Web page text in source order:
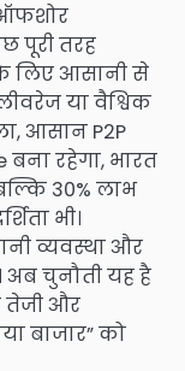
पूरी तरह
लिए आसानी से
या वैश्विक
आसान P2P
रहेगा, भारत
30% लाभ
भी।
व्यवस्था और
अब चुनौती यह है
तेजी और
बाजार” को